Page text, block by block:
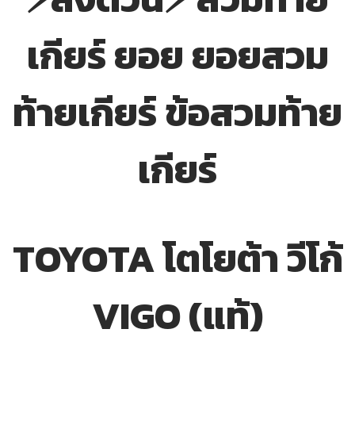
เกียร์ ยอย ยอยสวม
ท้ายเกียร์ ข้อสวมท้าย
เกียร์
TOYOTA โตโยต้า วีโก้
VIGO (แท้)